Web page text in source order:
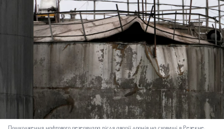
Пошкодження нафтового резервуара після аварії дронів на сховищі в Резекне,